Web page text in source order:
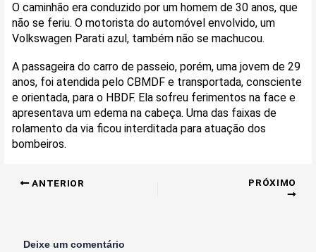
O caminhão era conduzido por um homem de 30 anos, que
não se feriu. O motorista do automóvel envolvido, um
Volkswagen Parati azul, também não se machucou.
A passageira do carro de passeio, porém, uma jovem de 29
anos, foi atendida pelo CBMDF e transportada, consciente
e orientada, para o HBDF. Ela sofreu ferimentos na face e
apresentava um edema na cabeça. Uma das faixas de
rolamento da via ficou interditada para atuação dos
bombeiros.
ANTERIOR PRÓXIMO
Deixe um comentário